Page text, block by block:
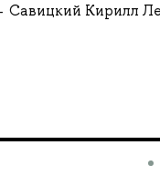
Савицкий Кирилл